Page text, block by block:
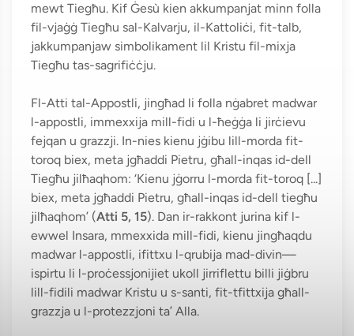
mewt Tiegħu. Kif Ġesù kien akkumpanjat minn folla
fil-vjaġġ Tiegħu sal-Kalvarju, il-Kattoliċi, fit-talb,
jakkumpanjaw simbolikament lil Kristu fil-mixja
Tiegħu tas-sagrifiċċju.
Fl-Atti tal-Appostli, jingħad li folla nġabret madwar
l-appostli, immexxija mill-fidi u l-ħeġġa li jirċievu
fejqan u grazzji. In-nies kienu jġibu lill-morda fit-
toroq biex, meta jgħaddi Pietru, għall-inqas id-dell
Tiegħu jilħaqhom: ‘Kienu jġorru l-morda fit-toroq [...]
biex, meta jgħaddi Pietru, għall-inqas id-dell tiegħu
jilħaqhom’ (Atti 5, 15). Dan ir-rakkont jurina kif l-
ewwel Insara, mmexxida mill-fidi, kienu jingħaqdu
madwar l-appostli, ifittxu l-qrubija mad-divin—
ispirtu li l-proċessjonijiet ukoll jirriflettu billi jiġbru
lill-fidili madwar Kristu u s-santi, fit-tfittxija għall-
grazzja u l-protezzjoni ta’ Alla.